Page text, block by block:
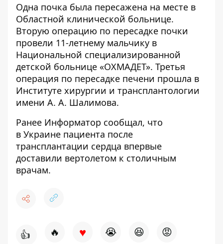
Одна почка была пересажена на месте в
Областной клинической больнице.
Вторую операцию по пересадке почки
провели 11-летнему мальчику в
Национальной специализированной
детской больнице «ОХМАДЕТ». Третья
операция по пересадке печени прошла в
Институте хирургии и трансплантологии
имени А. А. Шалимова.
Ранее Информатор сообщал, что
в Украине пациента после
трансплантации сердца впервые
доставили вертолетом к столичным
врачам.
👍 🔥 ♥ 😭 😆 😡